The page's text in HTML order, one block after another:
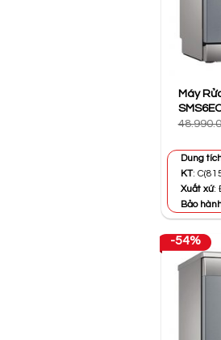
Máy
Dung
KT:
Xuất xứ:
Bảo
-54%